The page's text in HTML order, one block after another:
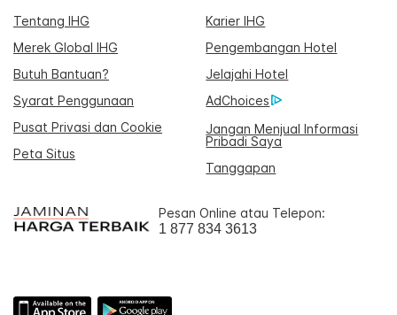
Tentang IHG
Karier IHG
Merek Global IHG
Pengembangan Hotel
Butuh Bantuan?
Jelajahi Hotel
Syarat Penggunaan
AdChoices
Pusat Privasi dan Cookie
Jangan Menjual Informasi
Pribadi Saya
Peta Situs
Tanggapan
Pesan Online atau Telepon:
1 877 834 3613